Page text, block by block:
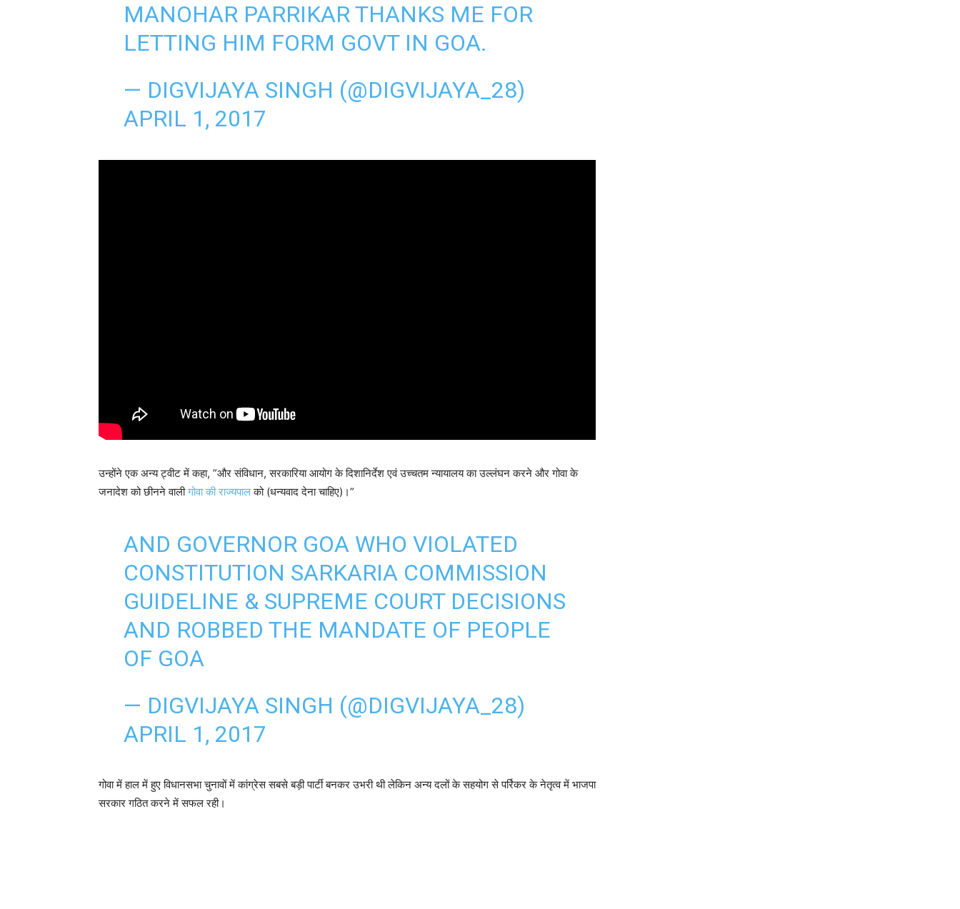
MANOHAR PARRIKAR THANKS ME FOR
LETTING HIM FORM GOVT IN GOA.
— DIGVIJAYA SINGH (@DIGVIJAYA_28)
APRIL 1, 2017
उन्होंने एक अन्य ट्वीट में कहा, ”और संविधान, सरकारिया आयोग के दिशानिर्देश एवं उच्चतम न्यायालय का उल्लंघन करने और गोवा के
जनादेश को छीनने वालीगोवा की राज्यपालको (धन्यवाद देना चाहिए)।”
AND GOVERNOR GOA WHO VIOLATED
CONSTITUTION SARKARIA COMMISSION
GUIDELINE & SUPREME COURT DECISIONS
AND ROBBED THE MANDATE OF PEOPLE
OF GOA
— DIGVIJAYA SINGH (@DIGVIJAYA_28)
APRIL 1, 2017
गोवा में हाल में हुए विधानसभा चुनावों में कांग्रेस सबसे बड़ी पार्टी बनकर उभरी थी लेकिन अन्य दलों के सहयोग से पर्रिकर के नेतृत्व में भाजपा
सरकार गठित करने में सफल रही।